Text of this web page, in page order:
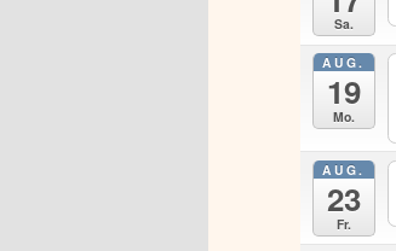
Sa.
AUG.
19
Mo.
AUG.
23
Fr.